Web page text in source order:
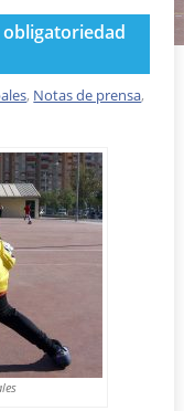
, Notas de prensa,